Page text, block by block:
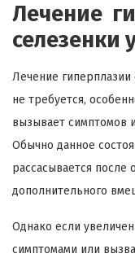
Лечение
селезенки
Лечение
не требуется,
вызывает симптомов
Обычно данное
рассасывается после
дополнительного
Однако если
симптомами или